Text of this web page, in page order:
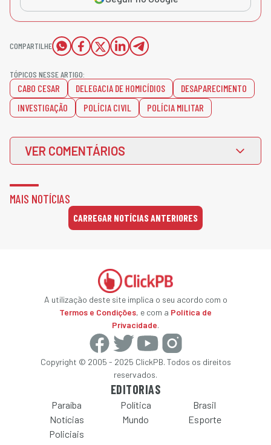
COMPARTILHE
TÓPICOS NESSE ARTIGO:
CABO CESAR DELEGACIA DE HOMICÍDIOS
DESAPARECIMENTO
INVESTIGAÇÃO
POLÍCIA CIVIL POLÍCIA MILITAR
VER COMENTÁRIOS
MAIS NOTÍCIAS
CARREGAR NOTÍCIAS ANTERIORES
A utilização deste site implica o seu acordo com o
Termos e Condições, e com a Política de
Privacidade.
Copyright © 2005 - 2025 ClickPB. Todos os direitos
reservados.
EDITORIAS
Paraíba Política
Brasil
Notícias
Policiais
Mundo Esporte